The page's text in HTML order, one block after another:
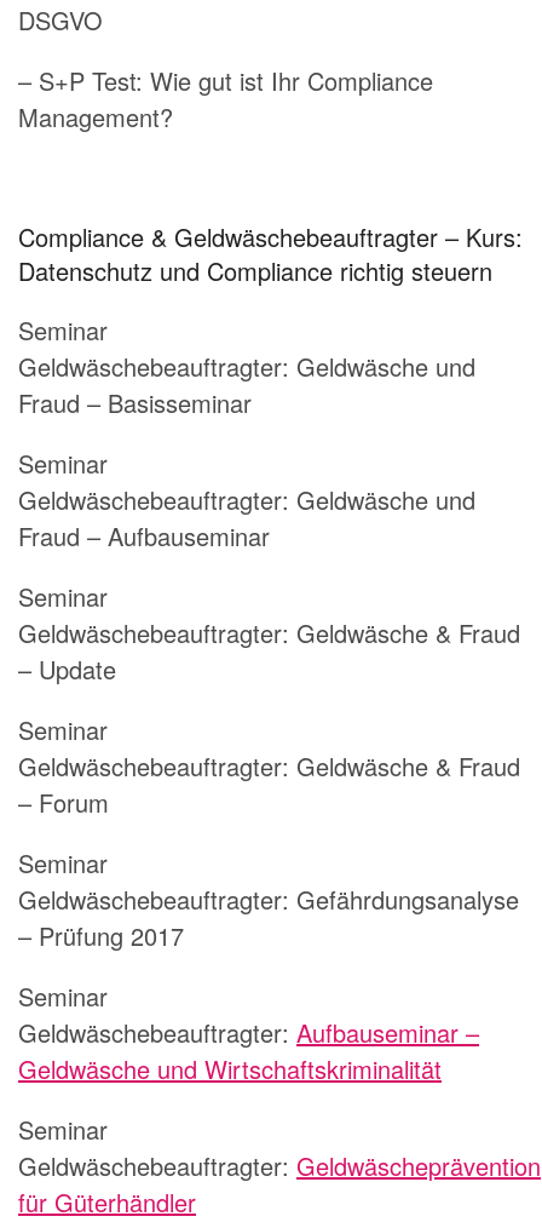
DSGVO
– S+P Test: Wie gut ist Ihr Compliance
Management?
Compliance & Geldwäschebeauftragter – Kurs:
Datenschutz und Compliance richtig steuern
Seminar
Geldwäschebeauftragter: Geldwäsche und
Fraud – Basisseminar
Seminar
Geldwäschebeauftragter: Geldwäsche und
Fraud – Aufbauseminar
Seminar
Geldwäschebeauftragter: Geldwäsche & Fraud
– Update
Seminar
Geldwäschebeauftragter: Geldwäsche & Fraud
– Forum
Seminar
Geldwäschebeauftragter: Gefährdungsanalyse
– Prüfung 2017
Seminar
Geldwäschebeauftragter: Aufbauseminar –
Geldwäsche und Wirtschaftskriminalität
Seminar
Geldwäschebeauftragter: Geldwäscheprävention
für Güterhändler